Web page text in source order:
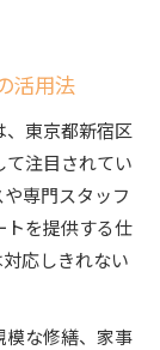
活用法
東京都新宿区
注目されてい
専門スタッフ
トを提供する仕
応しきれない
な修繕、家事